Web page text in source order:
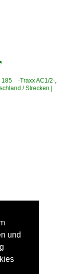
·Traxx AC1/2·,
/ Strecken |
und